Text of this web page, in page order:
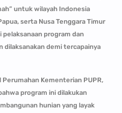
untuk wilayah Indonesia
serta Nusa Tenggara Timur
pelaksanaan program dan
dilaksanakan demi tercapainya
Kementerian PUPR,
program ini dilakukan
hunian yang layak